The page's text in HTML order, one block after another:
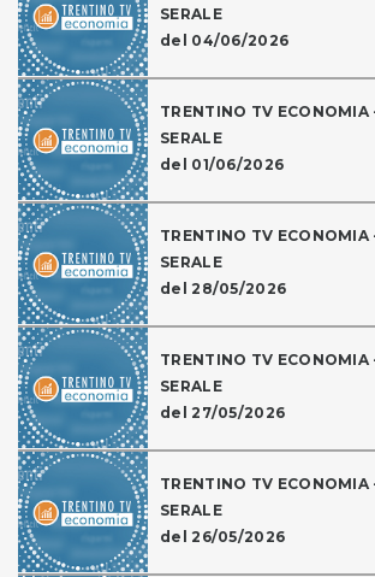
SERALE
del 04/06/2026
TRENTINO TV ECONOMIA
SERALE
del 01/06/2026
TRENTINO TV ECONOMIA
SERALE
del 28/05/2026
TRENTINO TV ECONOMIA
SERALE
del 27/05/2026
TRENTINO TV ECONOMIA
SERALE
del 26/05/2026